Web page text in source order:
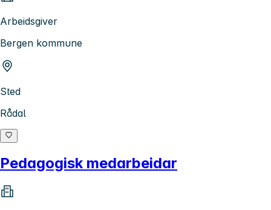
Arbeidsgiver
Bergen kommune
Sted
Rådal
Pedagogisk medarbeidar